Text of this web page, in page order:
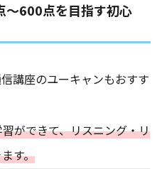
～600点を目指す初心
講座のユーキャンもおすす
ができて、リスニング・リ
す。